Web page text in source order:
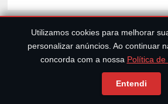
Política de Privacidade
Utilizamos cookies para melhorar
personalizar anúncios. Ao continuar
concorda com a nossa Política de
Entendi